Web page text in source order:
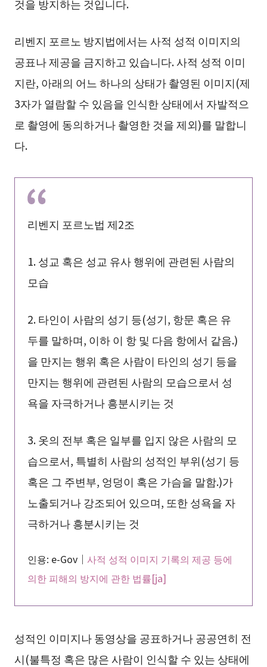
것을 방지하는 것입니다.
리벤지 포르노 방지법에서는 사적 성적 이미지의
공표나 제공을 금지하고 있습니다. 사적 성적 이미
지란, 아래의 어느 하나의 상태가 촬영된 이미지(제
3자가 열람할 수 있음을 인식한 상태에서 자발적으
로 촬영에 동의하거나 촬영한 것을 제외)를 말합니
다.
리벤지 포르노법 제2조
1. 성교 혹은 성교 유사 행위에 관련된 사람의
모습
2. 타인이 사람의 성기 등(성기, 항문 혹은 유
두를 말하며, 이하 이 항 및 다음 항에서 같음.)
을 만지는 행위 혹은 사람이 타인의 성기 등을
만지는 행위에 관련된 사람의 모습으로서 성
욕을 자극하거나 흥분시키는 것
3. 옷의 전부 혹은 일부를 입지 않은 사람의 모
습으로서, 특별히 사람의 성적인 부위(성기 등
혹은 그 주변부, 엉덩이 혹은 가슴을 말함.)가
노출되거나 강조되어 있으며, 또한 성욕을 자
극하거나 흥분시키는 것
인용: e-Gov｜ 사적 성적 이미지 기록의 제공 등에
의한 피해의 방지에 관한 법률[ja]
성적인 이미지나 동영상을 공표하거나 공공연히 전
시(불특정 혹은 많은 사람이 인식할 수 있는 상태에